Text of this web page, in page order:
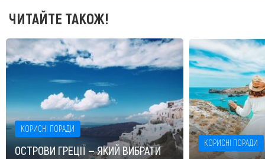
ЧИТАЙТЕ ТАКОЖ!
КОРИСНІ ПОРАДИ
ОСТРОВИ ГРЕЦІЇ — ЯКИЙ ВИБРАТИ
КОРИСНІ ПОРАДИ